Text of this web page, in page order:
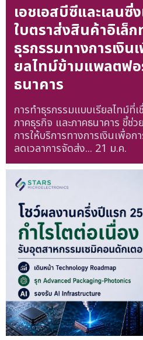
เอชเอสบีซีและเลนซิ่
ใบตราส่งสินค้าอิเล็
ธุรกรรมทางการเงิน
ยลไทม์ข้ามแพลตฟอ
ธนาคาร
การทำธุรกรรมแบบเรียลไทม์ที่
ภาคธุรกิจ และภาคธนาคาร ชี้ช่
การให้บริการทางการเงินเพื่อ
ลดเวลาการจัดส่ง... 21 ม.ค.